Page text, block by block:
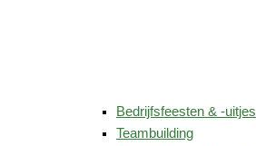
Bedrijfsfeesten & -uitjes
Teambuilding